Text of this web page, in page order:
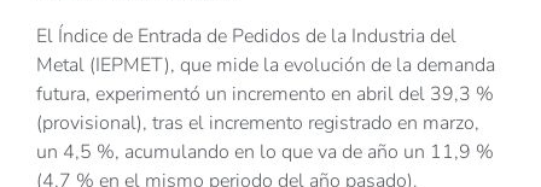
El Índice de Entrada de Pedidos de la Industria del
Metal (IEPMET), que mide la evolución de la demanda
futura, experimentó un incremento en abril del 39,3 %
(provisional), tras el incremento registrado en marzo,
un 4,5 %, acumulando en lo que va de año un 11,9 %
(4,7 % en el mismo periodo del año pasado).